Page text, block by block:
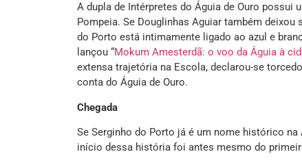
A dupla de Intérpretes do Águia de Ouro
Pompeia. Se Douglinhas Aguiar também
do Porto está intimamente ligado ao azul e
lançou “Mokum Amesterdã: o voo da Águia à
extensa trajetória na Escola, declarou-se
conta do Águia de Ouro.
Chegada
Se Serginho do Porto já é um nome histórico
início dessa história foi antes mesmo do